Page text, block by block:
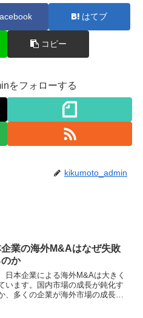
はてブ
コピー
をフォローする
kikumoto_admin
企業の海外M&Aはなぜ失敗
か
日本企業による海外M&Aは大きく
います。国内市場の成長が鈍化す
、多くの企業が海外市場の成長を